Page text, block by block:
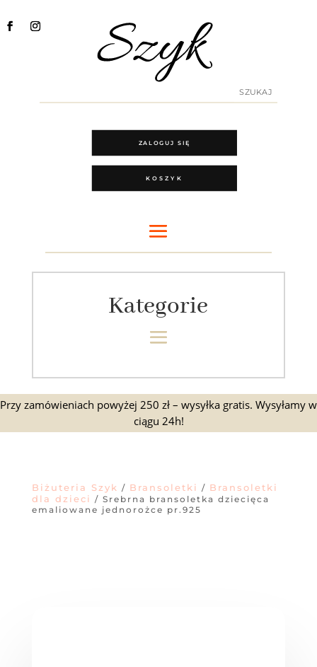
ZALOGUJ SIĘ
KOSZYK
Kategorie
Przy zamówieniach powyżej 250 zł – wysyłka gratis. Wysyłamy w
ciągu 24h!
Biżuteria Szyk / Bransoletki / Bransoletki
dla dzieci / Srebrna bransoletka dziecięca
emaliowane jednorożce pr.925